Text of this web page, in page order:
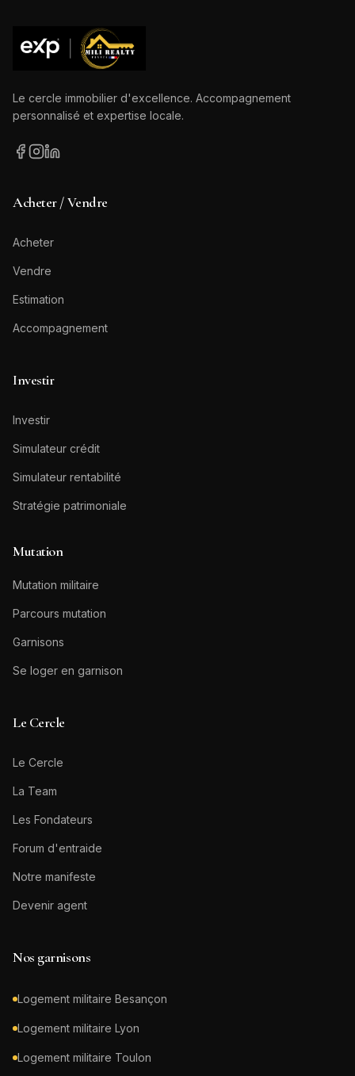
Le cercle immobilier d'excellence. Accompagnement
personnalisé et expertise locale.
Acheter / Vendre
Acheter
Vendre
Estimation
Accompagnement
Investir
Investir
Simulateur crédit
Simulateur rentabilité
Stratégie patrimoniale
Mutation
Mutation militaire
Parcours mutation
Garnisons
Se loger en garnison
Le Cercle
Le Cercle
La Team
Les Fondateurs
Forum d'entraide
Notre manifeste
Devenir agent
Nos garnisons
Logement militaire Besançon
Logement militaire Lyon
Logement militaire Toulon